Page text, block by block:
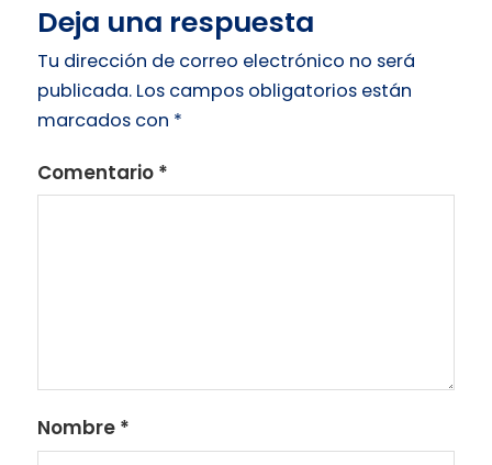
Deja una respuesta
Tu dirección de correo electrónico no será
publicada. Los campos obligatorios están
marcados con *
Comentario *
Nombre *